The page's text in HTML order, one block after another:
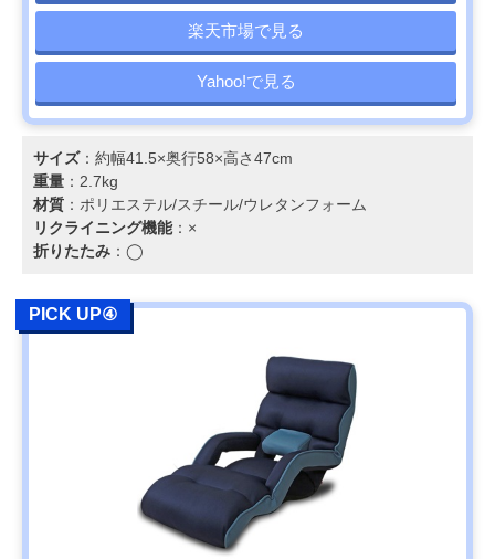
楽天市場で見る
Yahoo!で見る
サイズ：約幅41.5×奥行58×高さ47cm
重量 ：2.7kg
材質 ：ポリエステル/スチール/ウレタンフォーム
リクライニング機能：×
折りたたみ ：◯
PICK UP④